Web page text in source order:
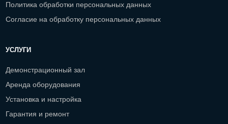
Политика обработки персональных данных
Согласие на обработку персональных данных
УСЛУГИ
Демонстрационный зал
Аренда оборудования
Установка и настройка
Гарантия и ремонт